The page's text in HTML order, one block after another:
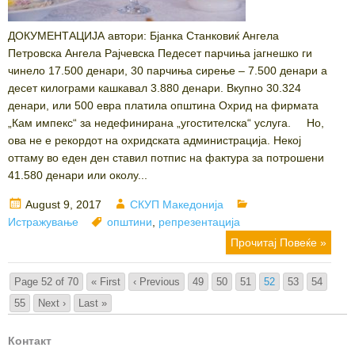
ДОКУМЕНТАЦИЈА автори: Бјанка Станковиќ Ангела
Петровска Ангела Рајчевска Педесет парчиња јагнешко ги
чинело 17.500 денари, 30 парчиња сирење – 7.500 денари а
десет килограми кашкавал 3.880 денари. Вкупно 30.324
денари, или 500 евра платила општина Охрид на фирмата
„Кам импекс“ за недефинирана „угостителска“ услуга. Но,
ова не е рекордот на охридската администрација. Некој
оттаму во еден ден ставил потпис на фактура за потрошени
41.580 денари или околу...
Posted
on
August 9, 2017 Author
СКУП Македонија
Истражување
Tags
општини
репрезентација
Прочитај Повеќе »
Page 52 of 70 « First ‹ Previous 49 50 51 52 53
54
55
Next › Last »
Контакт